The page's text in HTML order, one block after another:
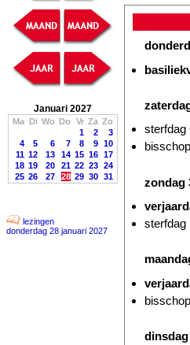
Januari 2027
Ma Di Wo Do Vr Za Zo
1
2
3
4
5 6 7 8 9 10
11 12 13 14 15 16 17
18 19 20 21 22 23 24
25 26 27 28 29 30 31
lezingen
donderdag 28 januari 2027
sterfdag
zondag
sterfdag